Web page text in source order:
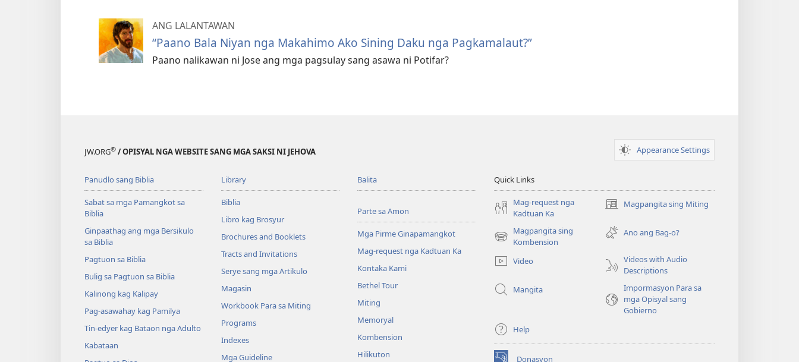
ANG LALANTAWAN
“Paano Bala Niyan nga Makahimo Ako Sining Daku nga Pagkamalaut?”
Paano nalikawan ni Jose ang mga pagsulay sang asawa ni Potifar?
JW.ORG® / OPISYAL NGA WEBSITE SANG MGA SAKSI NI JEHOVA Appearance Settings
Panudlo sang Biblia
Sabat sa mga Pamangkot sa
Biblia
Ginpaathag ang mga Bersikulo
sa Biblia
Pagtuon sa Biblia
Bulig sa Pagtuon sa Biblia
Kalinong kag Kalipay
Pag-asawahay kag Pamilya
Tin-edyer kag Bataon nga Adulto
Kabataan
Library
Biblia
Libro kag Brosyur
Brochures and Booklets
Tracts and Invitations
Serye sang mga Artikulo
Magasin
Workbook Para sa Miting
Programs
Indexes
Mga Guideline
Balita
Parte sa Amon
Mga Pirme Ginapamangkot
Mag-request nga Kadtuan Ka
Kontaka Kami
Bethel Tour
Miting
Memoryal
Kombension
Hilikuton
Quick Links
Mag-request nga
Kadtuan Ka
Magpangita sing Miting
(opens
window)
Magpangita sing
Kombension
(opens
window)
Ano ang Bag-o?
Video
Videos with Audio
Descriptions
Mangita
Impormasyon Para sa
mga Opisyal sang
Gobierno
Help
Donasyon